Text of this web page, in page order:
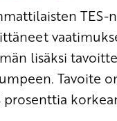
lisäksi
Tavoite